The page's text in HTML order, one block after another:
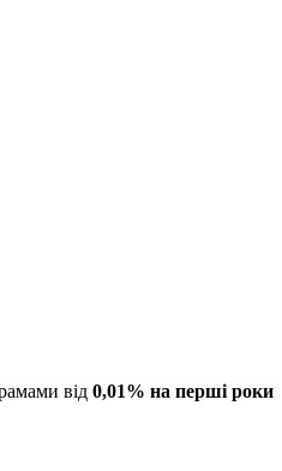
від 0,01% на перші роки